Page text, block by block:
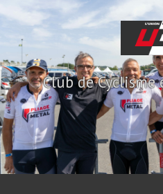
r
a
u
c
o
n
t
e
Club de